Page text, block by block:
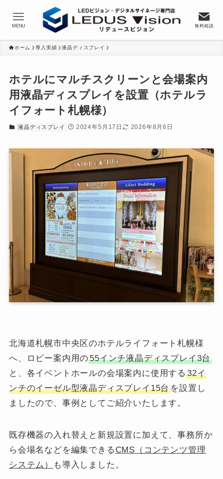
無料相談
MENU
ホーム 導入実績 液晶ディスプレイ
ホテルにマルチスクリーンと会場案内
用液晶ディスプレイを設置（ホテルラ
イフォート札幌様）
液晶ディスプレイ 2024年5月17日 2026年8月6日
北海道札幌市中央区のホテルライフォート札幌様
へ、ロビー案内用の55インチ液晶ディスプレイ3台
と、各イベントホールの会場案内に使用する32イ
ンチのイーゼル型液晶ディスプレイ15台を設置し
ましたので、事例としてご紹介いたします。
既存機器の入れ替えと新規設置に加えて、事務所か
ら会場名などを編集できる CMS（コンテンツ管理
システム）
も導入しました。